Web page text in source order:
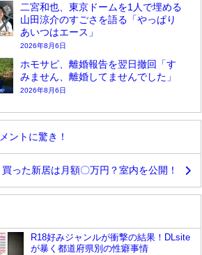
二宮和也、東京ドームを1人で埋める
山田涼介のすごさを語る「やっぱり
あいつはエース」
2026年8月6日
ホモサピ、離婚報告を翌日撤回「す
みません、離婚してませんでした」
2026年8月6日
ントに驚き！
った新居は月額〇万円？室内を公開！
R18好みジャンルが衝撃の結果！DLsite
が暴く都道府県別の性癖事情